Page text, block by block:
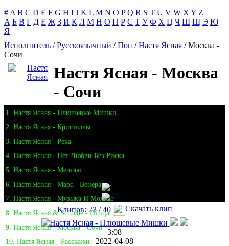
# A B C D E F G H I J K L M N O P Q R S T U V W X Y Z
А Б В Г Д Е Ж З И К Л М Н О П Р С Т У Ф Х Ц Ч Ш Щ Э Ю
Я
Исполнитель /Русскоязычный /Поп /Настя Ясная / Москва -
Сочи
Настя Ясная - Москва
- Сочи
1. Настя Ясная - Плюшевые Мишки
2. Настя Ясная - Кристаллы
3. Настя Ясная - Река
4. Настя Ясная - Нет Любви Без Риска
5. Настя Ясная - Мечтаю
6. Настя Ясная - Марс - Венера
7. Настя Ясная - Музыка И Молоко
8. Настя Ясная & Scruche - Птица
9. Настя Ясная - Москва - Сочи
10. Настя Ясная - Расскажи
Клипов: 23 / 40 Скачать клип
3:08
2022-04-08